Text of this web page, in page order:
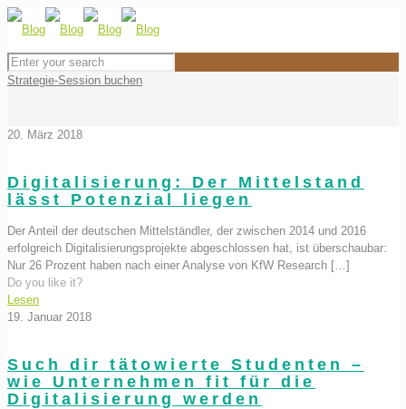
Strategie-Session buchen
20. März 2018
Digitalisierung: Der Mittelstand
lässt Potenzial liegen
Der Anteil der deutschen Mittelständler, der zwischen 2014 und 2016
erfolgreich Digitalisierungsprojekte abgeschlossen hat, ist überschaubar:
Nur 26 Prozent haben nach einer Analyse von KfW Research […]
Do you like it?
Lesen
19. Januar 2018
Such dir tätowierte Studenten –
wie Unternehmen fit für die
Digitalisierung werden